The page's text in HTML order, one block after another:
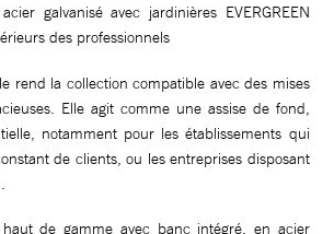
rend la collection compatible avec des mises
Elle agit comme une assise de fond,
notamment pour les établissements qui
de clients, ou les entreprises disposant